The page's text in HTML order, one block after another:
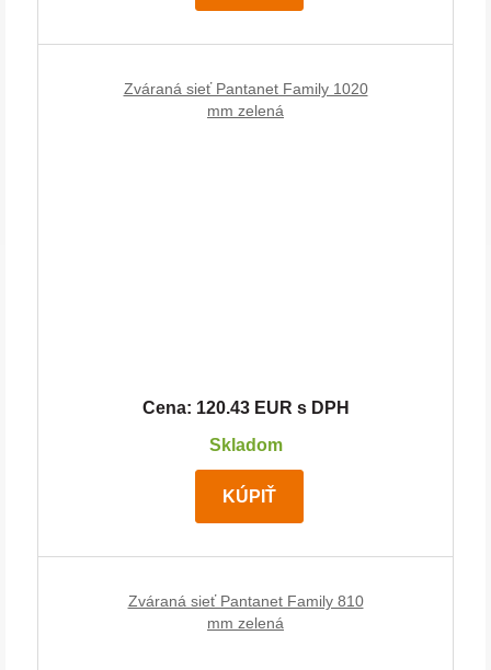
Zváraná sieť Pantanet Family 1020
mm zelená
Cena: 120.43 EUR s DPH
Skladom
KÚPIŤ
Zváraná sieť Pantanet Family 810
mm zelená